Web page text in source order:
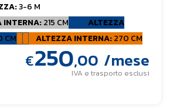
3-6 M
INTERNA:215 CM
ALTEZZA
CM ALTEZZA INTERNA:270 CM
€250,00 /mese
IVA e trasporto esclusi